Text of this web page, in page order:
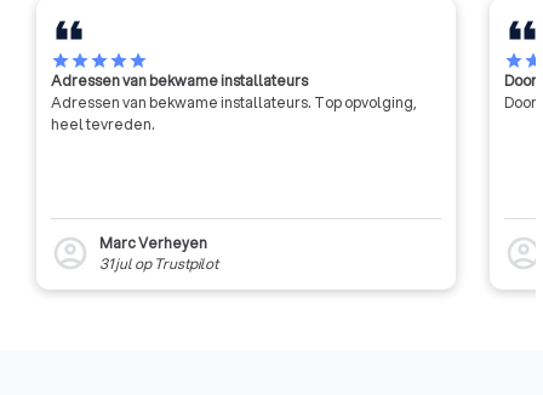
starstarstarstarstar
Adressen van bekwame installateurs
Adressen van bekwame installateurs. Top opvolging,
heel tevreden.
account_circle
Marc Verheyen
31 julop Trustpilot
starstar
Door
Door
account_circle